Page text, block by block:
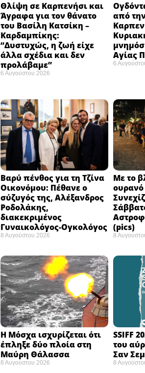
Θλίψη σε Καρπενήσι και
Άγραφα για τον θάνατο
του Βασίλη Κατσίκη –
Καρδαμπίκης:
“Δυστυχώς, η ζωή είχε
άλλα σχέδια και δεν
προλάβαμε”
6 Αυγούστου 2026
από
Αγίας
6
Βαρύ πένθος για τη Τζίνα
Οικονόμου: Πέθανε ο
σύζυγός της, Αλέξανδρος
Ροδολάκης,
διακεκριμένος
Γυναικολόγος-Ογκολόγος
8 Αυγούστου 2026
Με το
ουρανό
(pics)
8
Η Μόσχα ισχυρίζεται ότι
έπληξε δύο πλοία στη
Μαύρη Θάλασσα ​
8 Αυγούστου 2026
SSIFF
του
Σαν
8